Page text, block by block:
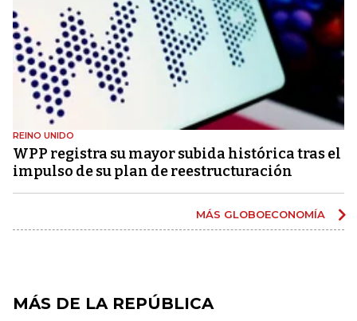
REINO UNIDO
WPP registra su mayor subida histórica tras el
impulso de su plan de reestructuración
MÁS GLOBOECONOMÍA
MÁS DE LA REPÚBLICA